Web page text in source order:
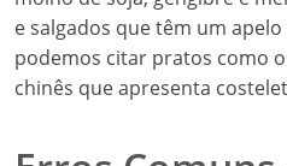
e salgados que têm um
podemos citar pratos como o
chinês que apresenta